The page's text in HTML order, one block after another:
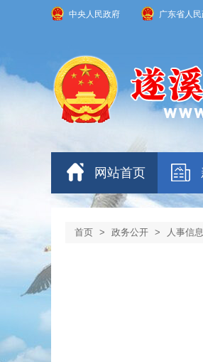
中央人民政府 广东省人
网站首页
首页 > 政务公开 > 人事信息